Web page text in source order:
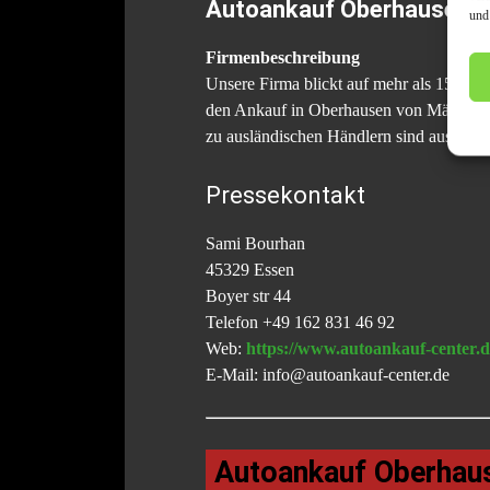
Autoankauf Oberhausen
Firmenbeschreibung
Unsere Firma blickt auf mehr als 15
den Ankauf in Oberhausen von
zu ausländischen Händlern sind
Pressekontakt
Sami Bourhan
45329 Essen
Boyer str 44
Telefon +49 162 831 46 92
Web: https://www.autoankauf-
E-Mail: info@autoankauf-center.de
Autoankauf